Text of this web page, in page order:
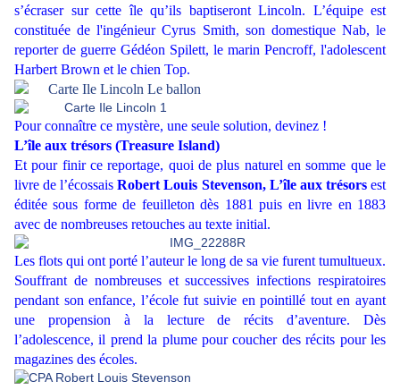
s’écraser sur cette île qu’ils baptiseront Lincoln. L’équipe est
constituée de l'ingénieur Cyrus Smith, son domestique Nab, le
reporter de guerre Gédéon Spilett, le marin Pencroff, l'adolescent
Harbert Brown et le chien Top.
Pour connaître ce mystère, une seule solution, devinez !
L’île aux trésors (Treasure Island)
Et pour finir ce reportage, quoi de plus naturel en somme que le
livre de l’écossaisRobert Louis Stevenson, L’île aux trésorsest
éditée sous forme de feuilleton dès 1881 puis en livre en 1883
avec de nombreuses retouches au texte initial.
Les flots qui ont porté l’auteur le long de sa vie furent tumultueux.
Souffrant de nombreuses et successives infections respiratoires
pendant son enfance, l’école fut suivie en pointillé tout en ayant
une propension à la lecture de récits d’aventure. Dès
l’adolescence, il prend la plume pour coucher des récits pour les
magazines des écoles.